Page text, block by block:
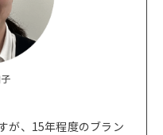
が、15年程度のブラン